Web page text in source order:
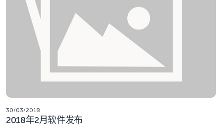
30/03/2018
2018年2月软件发布